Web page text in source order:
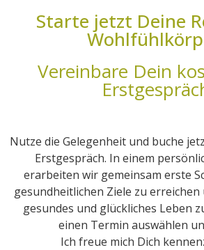
Starte jetzt Deine
Vereinbare Dein
Nutze die Gelegenheit und buche
Erstgespräch. In einem
erarbeiten wir gemeinsam erste
gesundheitlichen Ziele zu
gesundes und glückliches Leben
einen Termin auswählen
Ich freue mich Dich